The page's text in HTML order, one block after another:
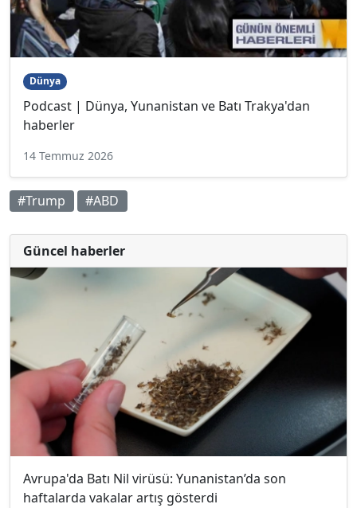
Dünya
Podcast | Dünya, Yunanistan ve Batı Trakya'dan
haberler
14 Temmuz 2026
#Trump #ABD
Güncel haberler
Avrupa'da Batı Nil virüsü: Yunanistan’da son
haftalarda vakalar artış gösterdi